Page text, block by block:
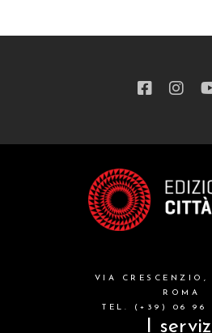
VIA CRESCENZIO,
ROMA
TEL. (+39) 06 96
I